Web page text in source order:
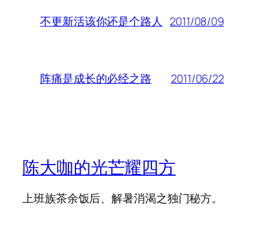
不更新活该你还是个路人 2011/08/09
阵痛是成长的必经之路 2011/06/22
陈大咖的光芒耀四方
上班族茶余饭后、解暑消渴之独门秘方。